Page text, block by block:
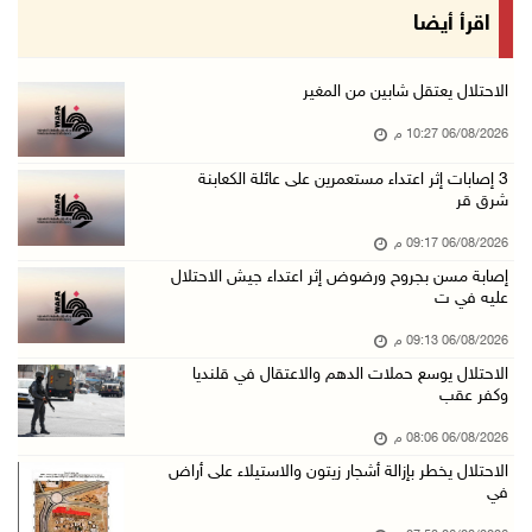
الاحتلال يخطر بإزالة أشجار زيتون والاستيلاء ع ...
رابطة العالم الإسلامي تدين تواصل انتهاكات الا ...
06/آب/2026 07:36 م
06/آب/2026 07:34 م
الاحتلال يدمّر بيت الزوجية قبل ساعات من الزفا ...
06/آب/2026 07:27 م
إصابتان بالرصاص والاعتداء خلال اقتحام الاحتلا ...
الاحتلال يسلم جثمان الشهيد علاء صبيح من قرية ...
دودين والتميمي يسلمان قرار تخصيص أرض لصالح مد ...
06/آب/2026 06:28 م
اقرأ أيضا
الاحتلال يعتقل شابين من المغير
06/08/2026 10:27 م
‏3 إصابات إثر اعتداء مستعمرين على عائلة الكعابنة
شرق قر
06/08/2026 09:17 م
إصابة مسن بجروح ورضوض إثر اعتداء جيش الاحتلال
عليه في ت
06/08/2026 09:13 م
الاحتلال يوسع حملات الدهم والاعتقال في قلنديا
وكفر عقب
06/08/2026 08:06 م
الاحتلال يخطر بإزالة أشجار زيتون والاستيلاء على أراض
في